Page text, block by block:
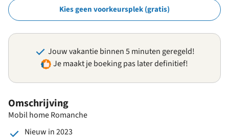
Omschrijving
Mobil home Romanche
Nieuw in 2023
Kies geen voorkeursplek (gratis)
Jouw vakantie binnen 5 minuten geregeld!
Je maakt je boeking pas later definitief!